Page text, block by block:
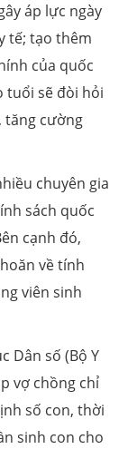
áp lực ngày
tế; tạo thêm
của quốc
tuổi sẽ đòi hỏi
tăng cường
chuyên gia
sách quốc
cạnh đó,
về tính
viên sinh
Dân số (Bộ Y
vợ chồng chỉ
số con, thời
sinh con cho